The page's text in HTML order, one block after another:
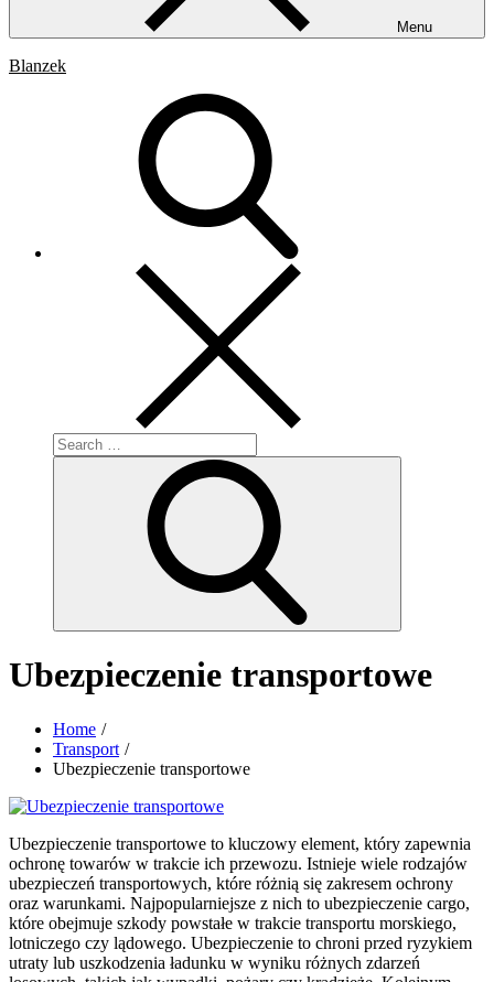
Menu
Blanzek
Search
for:
Ubezpieczenie transportowe
Home
Transport
Ubezpieczenie transportowe
Ubezpieczenie transportowe to kluczowy element, który zapewnia
ochronę towarów w trakcie ich przewozu. Istnieje wiele rodzajów
ubezpieczeń transportowych, które różnią się zakresem ochrony
oraz warunkami. Najpopularniejsze z nich to ubezpieczenie cargo,
które obejmuje szkody powstałe w trakcie transportu morskiego,
lotniczego czy lądowego. Ubezpieczenie to chroni przed ryzykiem
utraty lub uszkodzenia ładunku w wyniku różnych zdarzeń